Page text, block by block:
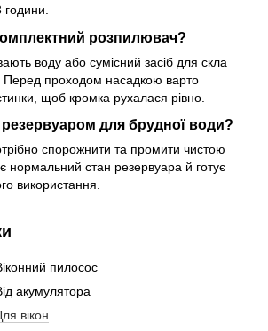
розпилювач?
воду або сумісний засіб для скла
Перед проходом насадкою варто
щоб кромка рухалася рівно.
для брудної води?
спорожнити та промити чистою
нормальний стан резервуара й готує
використання.
пилосос
акумулятора
вікон